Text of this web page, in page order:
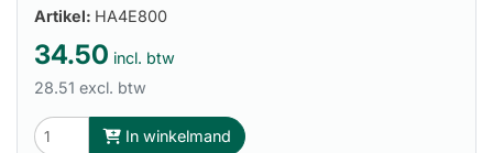
Artikel: HA4E800
34.50 incl. btw
28.51 excl. btw
In winkelmand